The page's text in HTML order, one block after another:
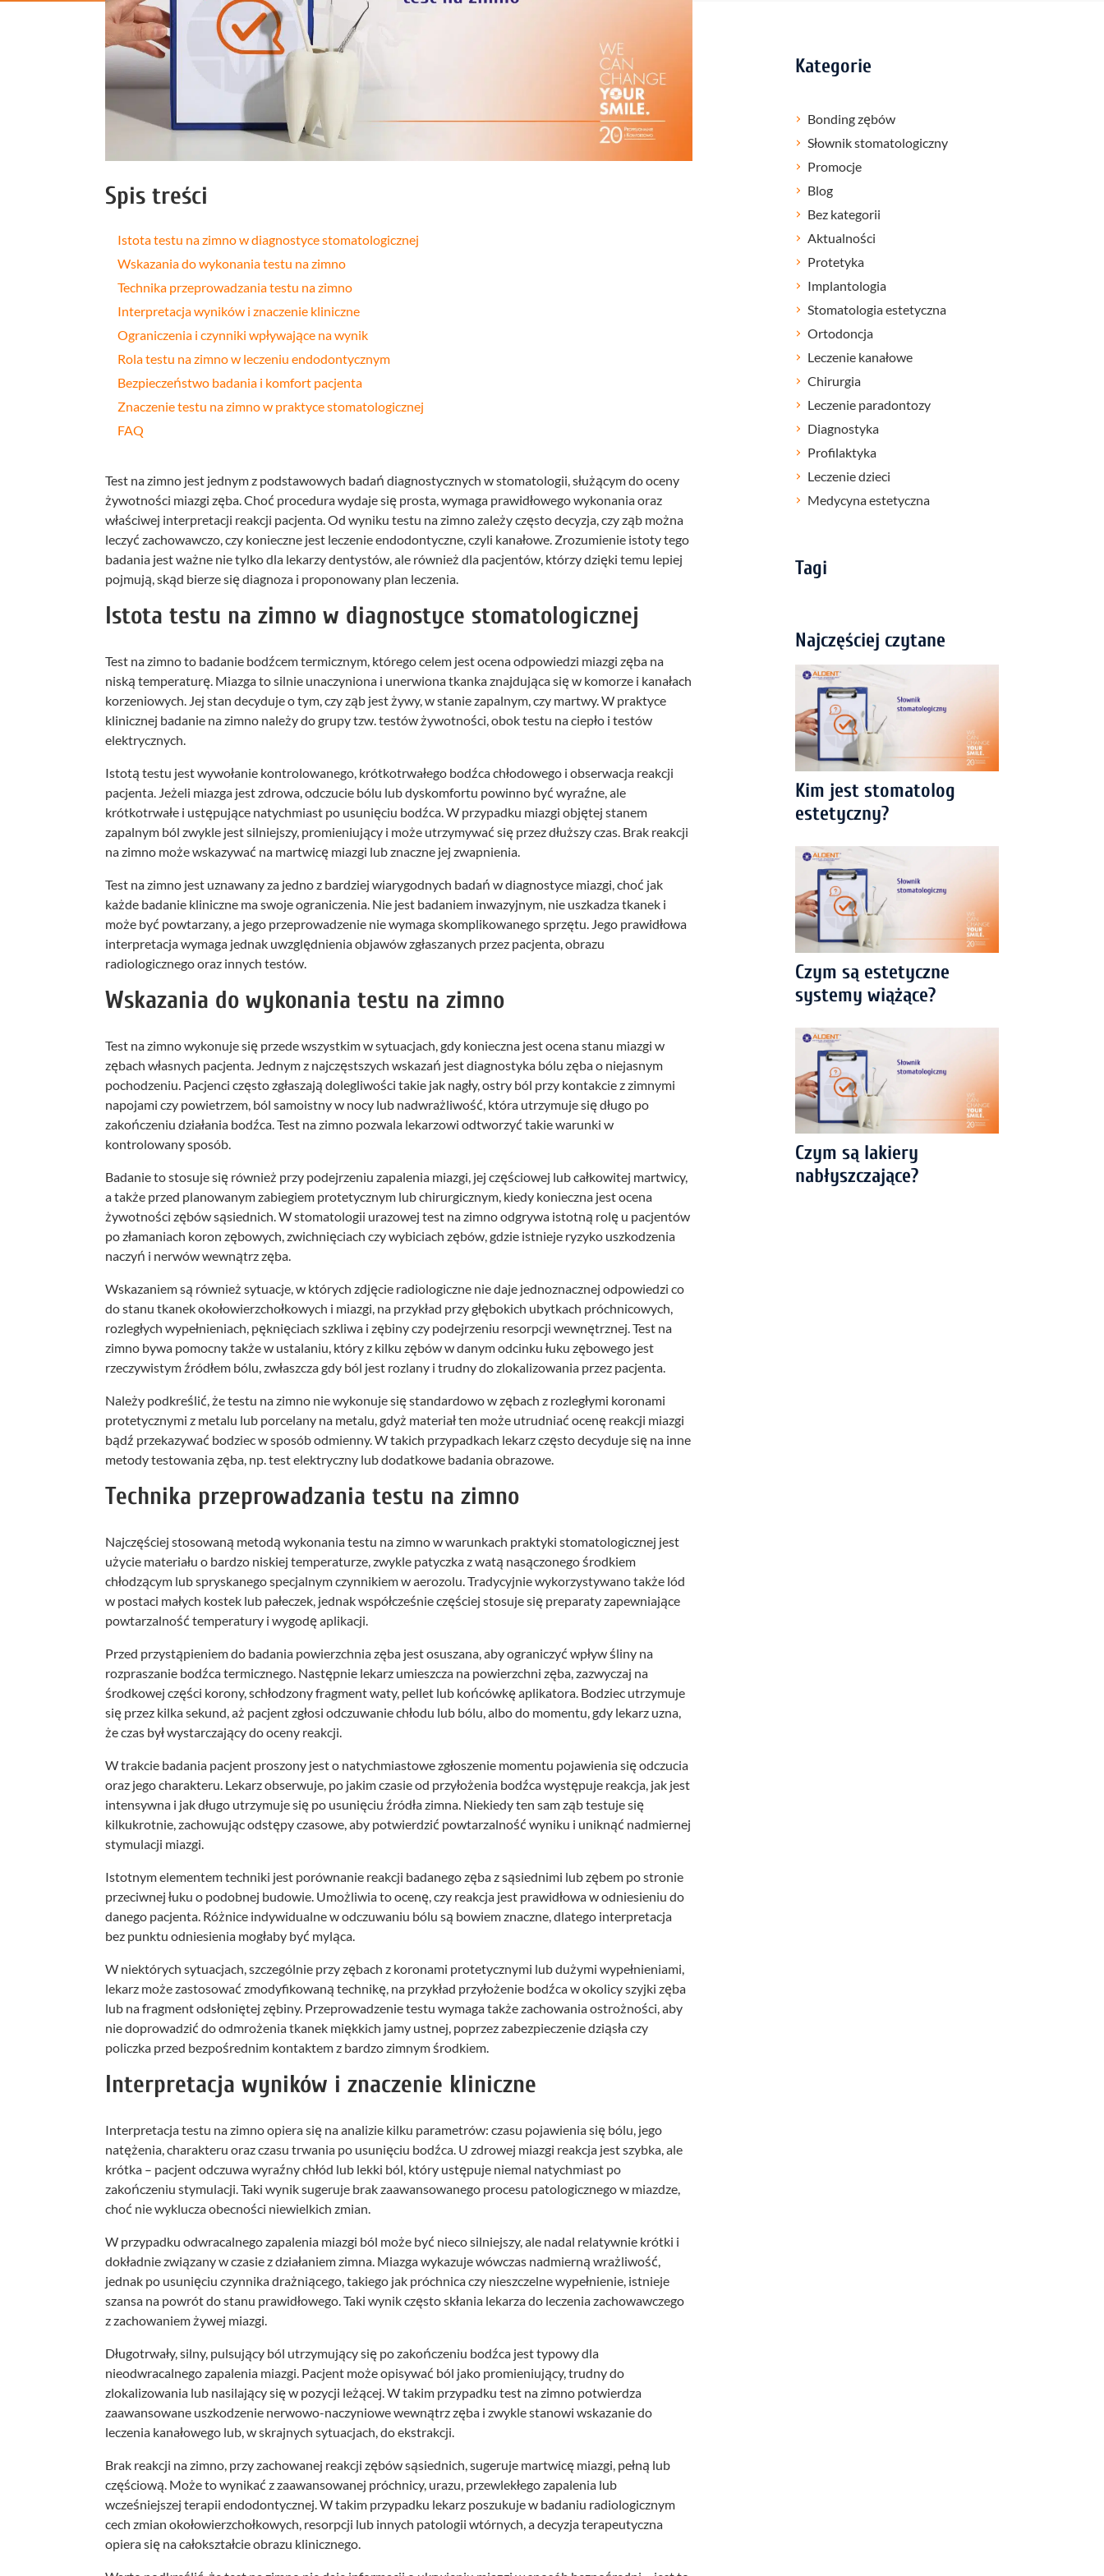
Profilaktyka
Higienizacja
Stomatologia
zachowawcza
Medycyna
estetyczna
Periodontologia
Spis treści
Istota testu na zimno w diagnostyce stomatologicznej
Wskazania do wykonania testu na zimno
Technika przeprowadzania testu na zimno
Interpretacja wyników i znaczenie kliniczne
Ograniczenia i czynniki wpływające na wynik
Rola testu na zimno w leczeniu endodontycznym
Bezpieczeństwo badania i komfort pacjenta
Znaczenie testu na zimno w praktyce stomatologicznej
FAQ
Test na zimno jest jednym z podstawowych badań diagnostycznych w stomatologii, służącym do oceny
żywotności miazgi zęba. Choć procedura wydaje się prosta, wymaga prawidłowego wykonania oraz
właściwej interpretacji reakcji pacjenta. Od wyniku testu na zimno zależy często decyzja, czy ząb można
leczyć zachowawczo, czy konieczne jest leczenie endodontyczne, czyli kanałowe. Zrozumienie istoty tego
badania jest ważne nie tylko dla lekarzy dentystów, ale również dla pacjentów, którzy dzięki temu lepiej
pojmują, skąd bierze się diagnoza i proponowany plan leczenia.
Istota testu na zimno w diagnostyce stomatologicznej
Test na zimno to badanie bodźcem termicznym, którego celem jest ocena odpowiedzi miazgi zęba na
niską temperaturę. Miazga to silnie unaczyniona i unerwiona tkanka znajdująca się w komorze i kanałach
korzeniowych. Jej stan decyduje o tym, czy ząb jest żywy, w stanie zapalnym, czy martwy. W praktyce
klinicznej badanie na zimno należy do grupy tzw. testów żywotności, obok testu na ciepło i testów
elektrycznych.
Istotą testu jest wywołanie kontrolowanego, krótkotrwałego bodźca chłodowego i obserwacja reakcji
pacjenta. Jeżeli miazga jest zdrowa, odczucie bólu lub dyskomfortu powinno być wyraźne, ale
krótkotrwałe i ustępujące natychmiast po usunięciu bodźca. W przypadku miazgi objętej stanem
zapalnym ból zwykle jest silniejszy, promieniujący i może utrzymywać się przez dłuższy czas. Brak reakcji
na zimno może wskazywać na martwicę miazgi lub znaczne jej zwapnienia.
Test na zimno jest uznawany za jedno z bardziej wiarygodnych badań w diagnostyce miazgi, choć jak
każde badanie kliniczne ma swoje ograniczenia. Nie jest badaniem inwazyjnym, nie uszkadza tkanek i
może być powtarzany, a jego przeprowadzenie nie wymaga skomplikowanego sprzętu. Jego prawidłowa
interpretacja wymaga jednak uwzględnienia objawów zgłaszanych przez pacjenta, obrazu
radiologicznego oraz innych testów.
Wskazania do wykonania testu na zimno
Test na zimno wykonuje się przede wszystkim w sytuacjach, gdy konieczna jest ocena stanu miazgi w
zębach własnych pacjenta. Jednym z najczęstszych wskazań jest diagnostyka bólu zęba o niejasnym
pochodzeniu. Pacjenci często zgłaszają dolegliwości takie jak nagły, ostry ból przy kontakcie z zimnymi
napojami czy powietrzem, ból samoistny w nocy lub nadwrażliwość, która utrzymuje się długo po
zakończeniu działania bodźca. Test na zimno pozwala lekarzowi odtworzyć takie warunki w
kontrolowany sposób.
Badanie to stosuje się również przy podejrzeniu zapalenia miazgi, jej częściowej lub całkowitej martwicy,
a także przed planowanym zabiegiem protetycznym lub chirurgicznym, kiedy konieczna jest ocena
żywotności zębów sąsiednich. W stomatologii urazowej test na zimno odgrywa istotną rolę u pacjentów
po złamaniach koron zębowych, zwichnięciach czy wybiciach zębów, gdzie istnieje ryzyko uszkodzenia
naczyń i nerwów wewnątrz zęba.
Wskazaniem są również sytuacje, w których zdjęcie radiologiczne nie daje jednoznacznej odpowiedzi co
do stanu tkanek okołowierzchołkowych i miazgi, na przykład przy głębokich ubytkach próchnicowych,
rozległych wypełnieniach, pęknięciach szkliwa i zębiny czy podejrzeniu resorpcji wewnętrznej. Test na
zimno bywa pomocny także w ustalaniu, który z kilku zębów w danym odcinku łuku zębowego jest
rzeczywistym źródłem bólu, zwłaszcza gdy ból jest rozlany i trudny do zlokalizowania przez pacjenta.
Należy podkreślić, że testu na zimno nie wykonuje się standardowo w zębach z rozległymi koronami
protetycznymi z metalu lub porcelany na metalu, gdyż materiał ten może utrudniać ocenę reakcji miazgi
bądź przekazywać bodziec w sposób odmienny. W takich przypadkach lekarz często decyduje się na inne
metody testowania zęba, np. test elektryczny lub dodatkowe badania obrazowe.
Technika przeprowadzania testu na zimno
Najczęściej stosowaną metodą wykonania testu na zimno w warunkach praktyki stomatologicznej jest
użycie materiału o bardzo niskiej temperaturze, zwykle patyczka z watą nasączonego środkiem
chłodzącym lub spryskanego specjalnym czynnikiem w aerozolu. Tradycyjnie wykorzystywano także lód
w postaci małych kostek lub pałeczek, jednak współcześnie częściej stosuje się preparaty zapewniające
powtarzalność temperatury i wygodę aplikacji.
Przed przystąpieniem do badania powierzchnia zęba jest osuszana, aby ograniczyć wpływ śliny na
rozpraszanie bodźca termicznego. Następnie lekarz umieszcza na powierzchni zęba, zazwyczaj na
środkowej części korony, schłodzony fragment waty, pellet lub końcówkę aplikatora. Bodziec utrzymuje
się przez kilka sekund, aż pacjent zgłosi odczuwanie chłodu lub bólu, albo do momentu, gdy lekarz uzna,
że czas był wystarczający do oceny reakcji.
W trakcie badania pacjent proszony jest o natychmiastowe zgłoszenie momentu pojawienia się odczucia
oraz jego charakteru. Lekarz obserwuje, po jakim czasie od przyłożenia bodźca występuje reakcja, jak jest
intensywna i jak długo utrzymuje się po usunięciu źródła zimna. Niekiedy ten sam ząb testuje się
kilkukrotnie, zachowując odstępy czasowe, aby potwierdzić powtarzalność wyniku i uniknąć nadmiernej
stymulacji miazgi.
Istotnym elementem techniki jest porównanie reakcji badanego zęba z sąsiednimi lub zębem po stronie
przeciwnej łuku o podobnej budowie. Umożliwia to ocenę, czy reakcja jest prawidłowa w odniesieniu do
danego pacjenta. Różnice indywidualne w odczuwaniu bólu są bowiem znaczne, dlatego interpretacja
bez punktu odniesienia mogłaby być myląca.
W niektórych sytuacjach, szczególnie przy zębach z koronami protetycznymi lub dużymi wypełnieniami,
lekarz może zastosować zmodyfikowaną technikę, na przykład przyłożenie bodźca w okolicy szyjki zęba
lub na fragment odsłoniętej zębiny. Przeprowadzenie testu wymaga także zachowania ostrożności, aby
nie doprowadzić do odmrożenia tkanek miękkich jamy ustnej, poprzez zabezpieczenie dziąsła czy
policzka przed bezpośrednim kontaktem z bardzo zimnym środkiem.
Interpretacja wyników i znaczenie kliniczne
Interpretacja testu na zimno opiera się na analizie kilku parametrów: czasu pojawienia się bólu, jego
natężenia, charakteru oraz czasu trwania po usunięciu bodźca. U zdrowej miazgi reakcja jest szybka, ale
krótka – pacjent odczuwa wyraźny chłód lub lekki ból, który ustępuje niemal natychmiast po
zakończeniu stymulacji. Taki wynik sugeruje brak zaawansowanego procesu patologicznego w miazdze,
choć nie wyklucza obecności niewielkich zmian.
W przypadku odwracalnego zapalenia miazgi ból może być nieco silniejszy, ale nadal relatywnie krótki i
dokładnie związany w czasie z działaniem zimna. Miazga wykazuje wówczas nadmierną wrażliwość,
jednak po usunięciu czynnika drażniącego, takiego jak próchnica czy nieszczelne wypełnienie, istnieje
szansa na powrót do stanu prawidłowego. Taki wynik często skłania lekarza do leczenia zachowawczego
z zachowaniem żywej miazgi.
Długotrwały, silny, pulsujący ból utrzymujący się po zakończeniu bodźca jest typowy dla
nieodwracalnego zapalenia miazgi. Pacjent może opisywać ból jako promieniujący, trudny do
zlokalizowania lub nasilający się w pozycji leżącej. W takim przypadku test na zimno potwierdza
zaawansowane uszkodzenie nerwowo-naczyniowe wewnątrz zęba i zwykle stanowi wskazanie do
leczenia kanałowego lub, w skrajnych sytuacjach, do ekstrakcji.
Brak reakcji na zimno, przy zachowanej reakcji zębów sąsiednich, sugeruje martwicę miazgi, pełną lub
częściową. Może to wynikać z zaawansowanej próchnicy, urazu, przewlekłego zapalenia lub
wcześniejszej terapii endodontycznej. W takim przypadku lekarz poszukuje w badaniu radiologicznym
cech zmian okołowierzchołkowych, resorpcji lub innych patologii wtórnych, a decyzja terapeutyczna
opiera się na całokształcie obrazu klinicznego.
Kategorie
Bonding zębów
Słownik stomatologiczny
Promocje
Blog
Bez kategorii
Aktualności
Protetyka
Implantologia
Stomatologia estetyczna
Ortodoncja
Leczenie kanałowe
Chirurgia
Leczenie paradontozy
Diagnostyka
Profilaktyka
Leczenie dzieci
Medycyna estetyczna
Tagi
Najczęściej czytane
Kim jest stomatolog
estetyczny?
Czym są estetyczne
systemy wiążące?
Czym są lakiery
nabłyszczające?